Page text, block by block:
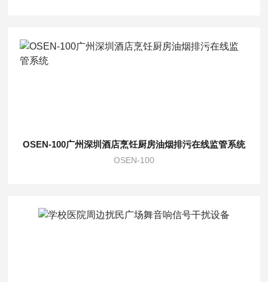
OSEN-100广州深圳酒店烹饪厨房油烟排污在线监管系统
OSEN-100